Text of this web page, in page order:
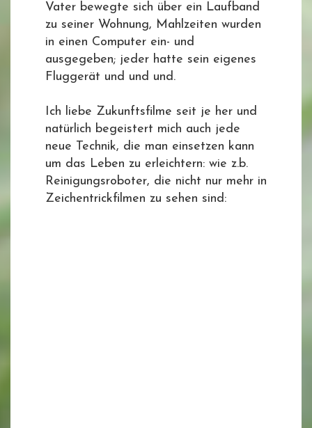
Vater bewegte sich über ein Laufband
zu seiner Wohnung, Mahlzeiten wurden
in einen Computer ein- und
ausgegeben; jeder hatte sein eigenes
Fluggerät und und und.
Ich liebe Zukunftsfilme seit je her und
natürlich begeistert mich auch jede
neue Technik, die man einsetzen kann
um das Leben zu erleichtern: wie z.b.
Reinigungsroboter, die nicht nur mehr in
Zeichentrickfilmen zu sehen sind: